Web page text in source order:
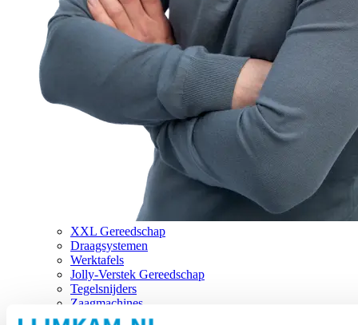
XXL Gereedschap
Draagsystemen
Werktafels
Jolly-Verstek Gereedschap
Tegelsnijders
Zaagmachines
Merken